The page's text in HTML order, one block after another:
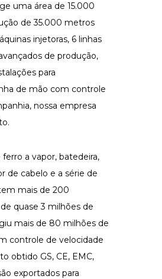
uma área de 15.000
de 35.000 metros
injetoras, 6 linhas
de produção,
para
de mão com controle
, nossa empresa
a vapor, batedeira,
de cabelo e a série de
mais de 200
quase 3 milhões de
mais de 80 milhões de
controle de velocidade
obtido GS, CE, EMC,
exportados para